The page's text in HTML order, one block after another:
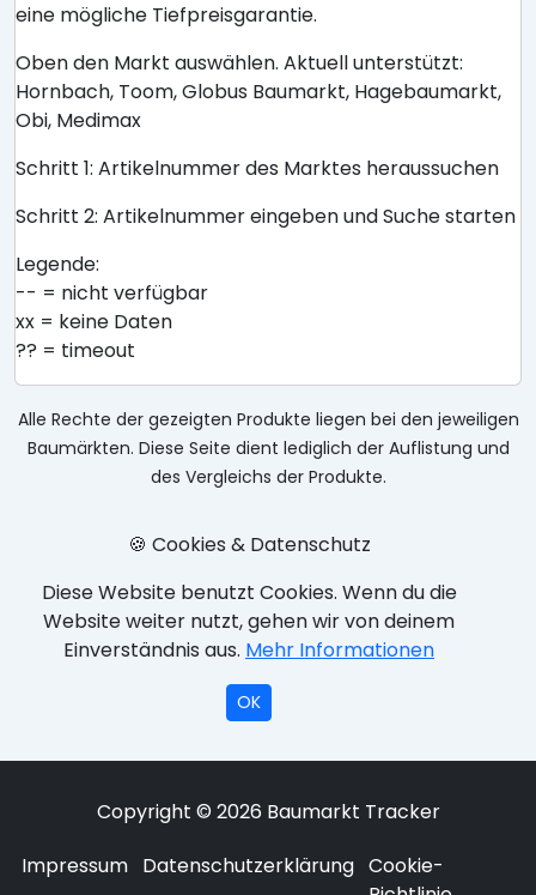
eine mögliche Tiefpreisgarantie.
Oben den Markt auswählen. Aktuell unterstützt:
Hornbach, Toom, Globus Baumarkt, Hagebaumarkt,
Obi, Medimax
Schritt 1: Artikelnummer des Marktes heraussuchen
Schritt 2: Artikelnummer eingeben und Suche starten
Legende:
-- = nicht verfügbar
xx = keine Daten
?? = timeout
Alle Rechte der gezeigten Produkte liegen bei den jeweiligen
Baumärkten. Diese Seite dient lediglich der Auflistung und
des Vergleichs der Produkte.
🍪 Cookies & Datenschutz
Diese Website benutzt Cookies. Wenn du die
Website weiter nutzt, gehen wir von deinem
Einverständnis aus. Mehr Informationen
OK
Copyright © 2026 Baumarkt Tracker
Impressum Datenschutzerklärung Cookie-